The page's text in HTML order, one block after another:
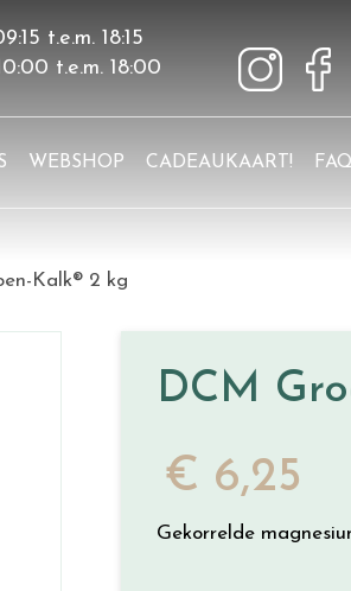
Kalk® 2 kg
t.e.m. 18:15
t.e.m. 18:00
WEBSHOP CADEAUKAART! FAQ
DCM
€ 6,25
Gekorrelde